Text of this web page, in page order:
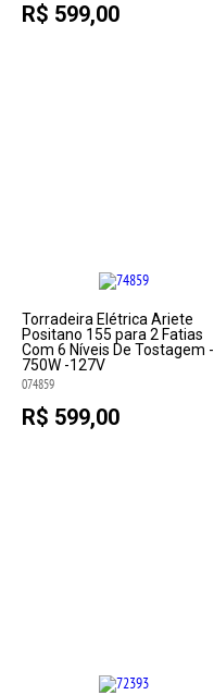
Decor
R$ 599,00
Torradeira Elétrica Ariete
Positano 155 para 2 Fatias
Com 6 Níveis De Tostagem -
750W -127V
074859
R$ 599,00